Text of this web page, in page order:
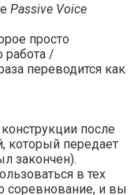
Passive Voice
просто
работа /
переводится как
после
который передает
закончен).
в тех
соревнование, и вы